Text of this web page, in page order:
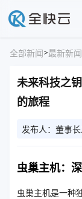
全部新闻>最新新闻
未来科技之
的旅程
发布人：董事长
虫巢主机：
虫巢主机是一种